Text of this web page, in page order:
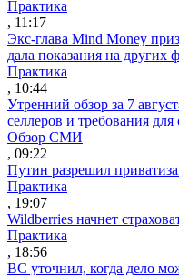
Практика
, 11:17
Экс-глава Mind Money
дала показания на других
Практика
, 10:44
Утренний обзор за 7
селлеров и требования
Обзор СМИ
, 09:22
Путин разрешил
Практика
, 19:07
Wildberries начнет
Практика
, 18:56
ВС уточнил, когда дело